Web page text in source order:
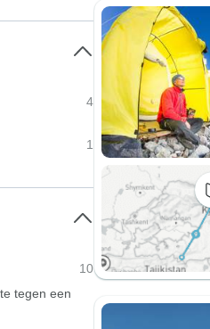
4
1
10
tegen een